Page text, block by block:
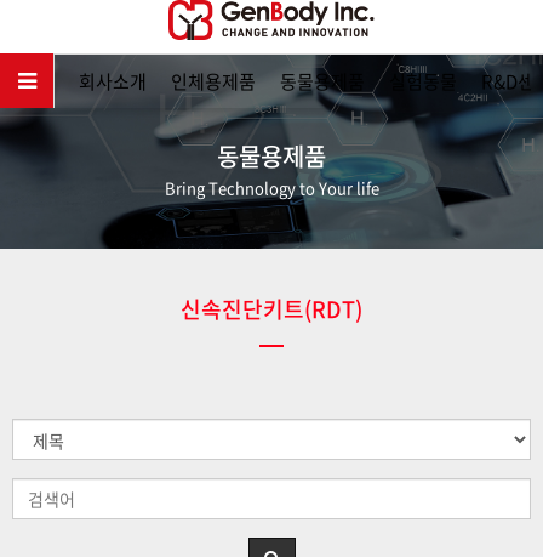
메인
회사소개 인체용제품 동물용제품 실험동물 R&D센
동물용제품
Bring Technology to Your life
신속진단키트(RDT)